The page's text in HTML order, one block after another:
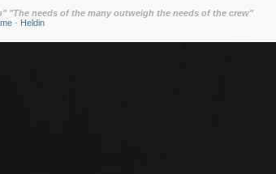
"The needs of the many outweigh the needs of the crew"
- Heldin